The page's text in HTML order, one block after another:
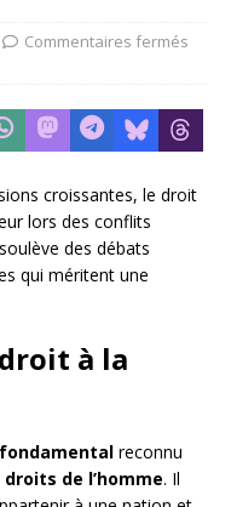
Commentaires fermés
croissantes, le droit
lors des conflits
des débats
qui méritent une
à la
reconnu
de l’homme. Il